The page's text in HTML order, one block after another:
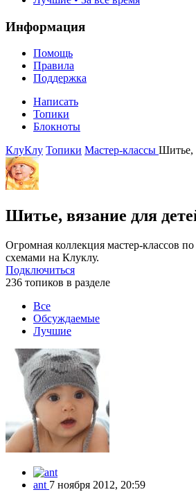
Информация
Помощь
Правила
Поддержка
Написать
Топики
Блокноты
КлуКлу Топики Мастер-классы Шитье,
Шитье, вязание для
Огромная коллекция мастер-классов
схемами на Клуклу.
Подключиться
236 топиков в разделе
Все
Обсуждаемые
Лучшие
ant 7 ноября 2012, 20:59